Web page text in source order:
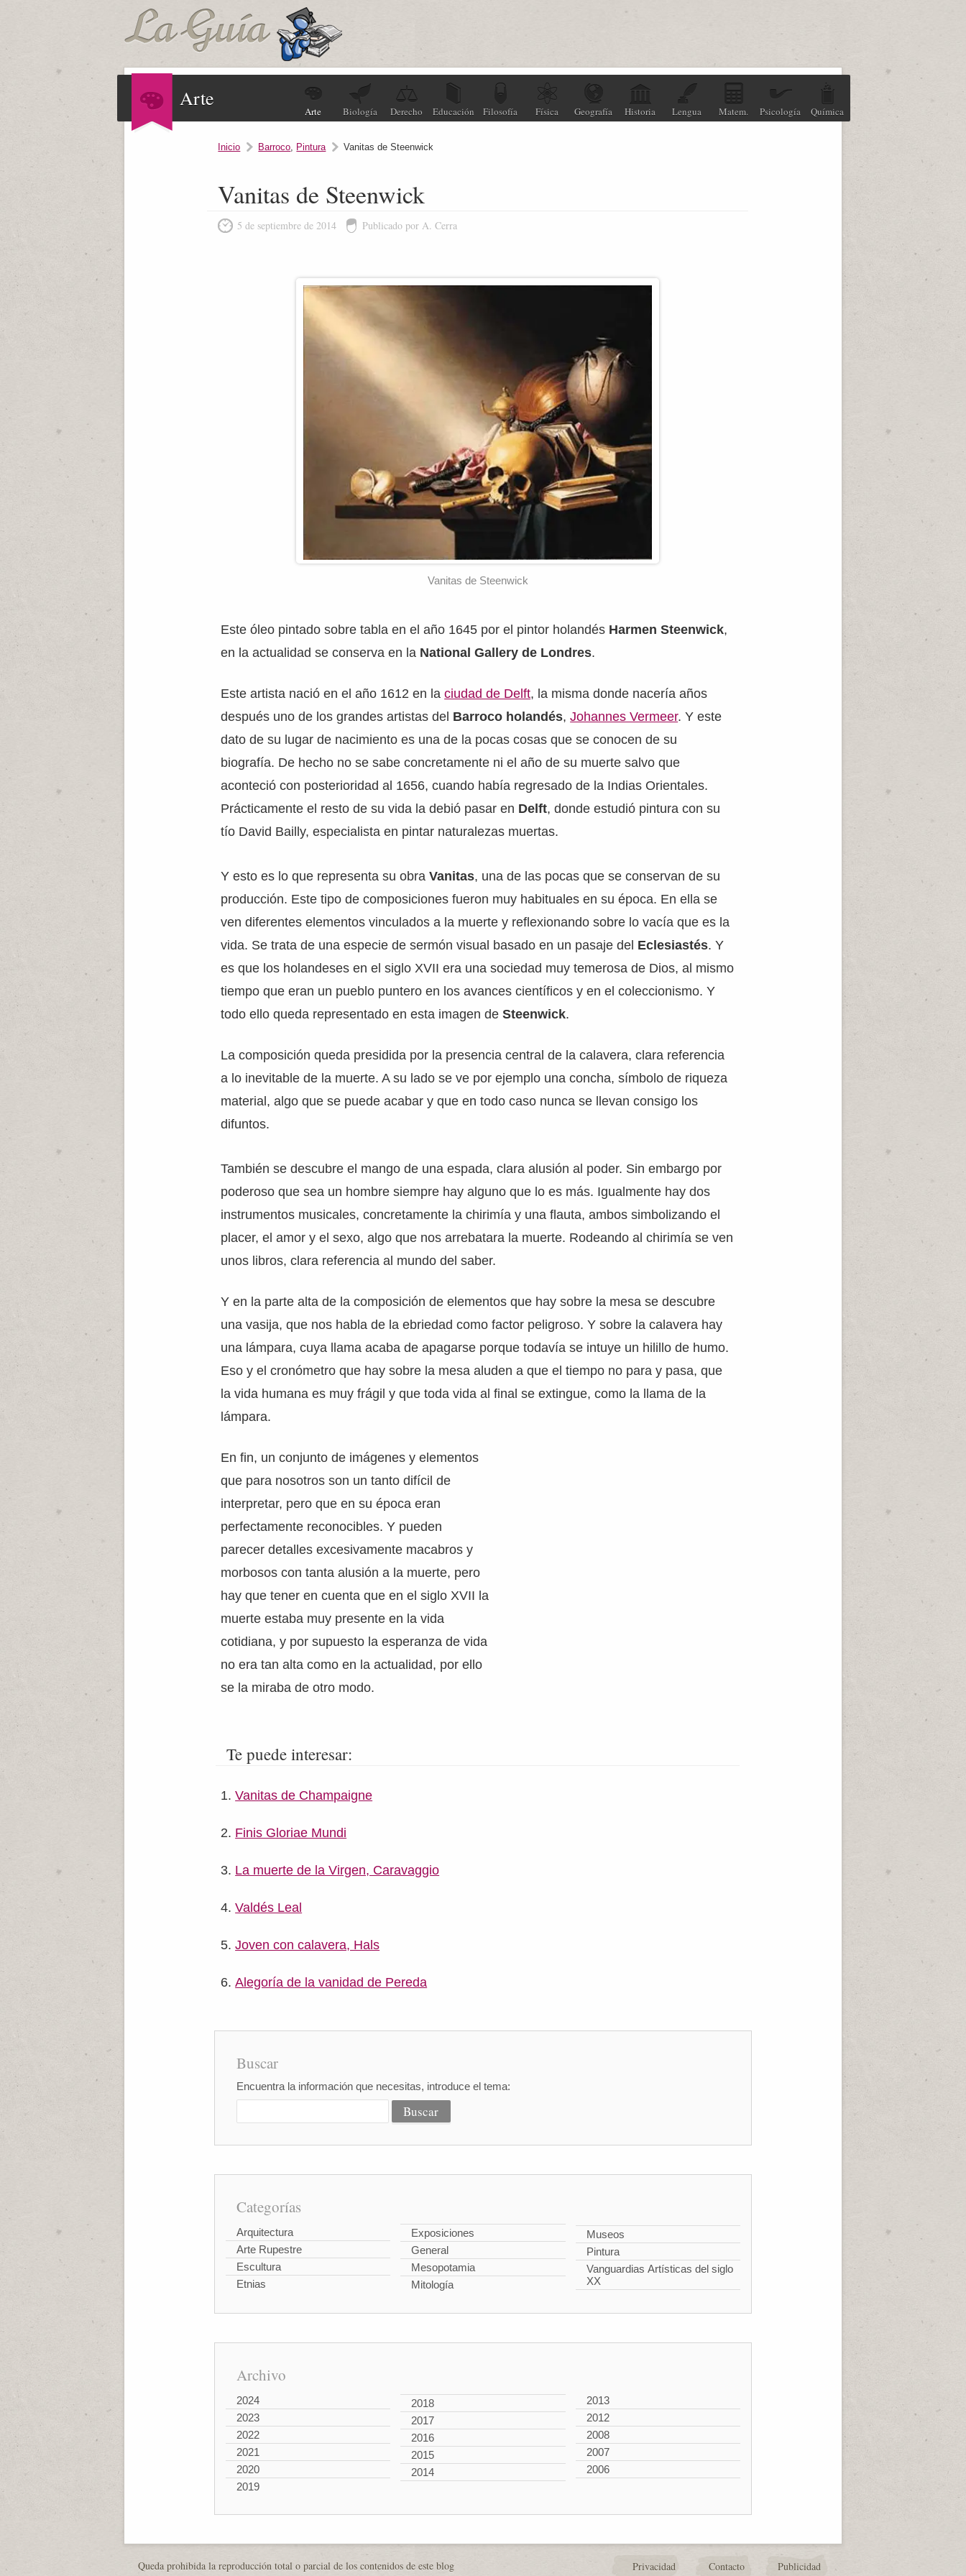
Arte
Arte Biología Derecho Educación Filosofía Física Geografía Historia Lengua Matem. Psicología Química
Inicio Barroco, Pintura Vanitas de Steenwick
Vanitas de Steenwick
5 de septiembre de 2014 Publicado por A. Cerra
Vanitas de Steenwick
Este óleo pintado sobre tabla en el año 1645 por el pintor holandés Harmen Steenwick,
en la actualidad se conserva en la National Gallery de Londres.
Este artista nació en el año 1612 en laciudad de Delft, la misma donde nacería años
después uno de los grandes artistas del Barroco holandés,Johannes Vermeer. Y este
dato de su lugar de nacimiento es una de la pocas cosas que se conocen de su
biografía. De hecho no se sabe concretamente ni el año de su muerte salvo que
aconteció con posterioridad al 1656, cuando había regresado de la Indias Orientales.
Prácticamente el resto de su vida la debió pasar en Delft, donde estudió pintura con su
tío David Bailly, especialista en pintar naturalezas muertas.
Y esto es lo que representa su obraVanitas, una de las pocas que se conservan de su
producción. Este tipo de composiciones fueron muy habituales en su época. En ella se
ven diferentes elementos vinculados a la muerte y reflexionando sobre lo vacía que es la
vida. Se trata de una especie de sermón visual basado en un pasaje del Eclesiastés. Y
es que los holandeses en el siglo XVII era una sociedad muy temerosa de Dios, al mismo
tiempo que eran un pueblo puntero en los avances científicos y en el coleccionismo. Y
todo ello queda representado en esta imagen deSteenwick.
La composición queda presidida por la presencia central de la calavera, clara referencia
a lo inevitable de la muerte. A su lado se ve por ejemplo una concha, símbolo de riqueza
material, algo que se puede acabar y que en todo caso nunca se llevan consigo los
difuntos.
También se descubre el mango de una espada, clara alusión al poder. Sin embargo por
poderoso que sea un hombre siempre hay alguno que lo es más. Igualmente hay dos
instrumentos musicales, concretamente la chirimía y una flauta, ambos simbolizando el
placer, el amor y el sexo, algo que nos arrebatara la muerte. Rodeando al chirimía se ven
unos libros, clara referencia al mundo del saber.
Y en la parte alta de la composición de elementos que hay sobre la mesa se descubre
una vasija, que nos habla de la ebriedad como factor peligroso. Y sobre la calavera hay
una lámpara, cuya llama acaba de apagarse porque todavía se intuye un hilillo de humo.
Eso y el cronómetro que hay sobre la mesa aluden a que el tiempo no para y pasa, que
la vida humana es muy frágil y que toda vida al final se extingue, como la llama de la
lámpara.
En fin, un conjunto de imágenes y elementos
que para nosotros son un tanto difícil de
interpretar, pero que en su época eran
perfectamente reconocibles. Y pueden
parecer detalles excesivamente macabros y
morbosos con tanta alusión a la muerte, pero
hay que tener en cuenta que en el siglo XVII la
muerte estaba muy presente en la vida
cotidiana, y por supuesto la esperanza de vida
no era tan alta como en la actualidad, por ello
se la miraba de otro modo.
Te puede interesar:
Vanitas de Champaigne
Finis Gloriae Mundi
La muerte de la Virgen, Caravaggio
Valdés Leal
Joven con calavera, Hals
Alegoría de la vanidad de Pereda
Buscar
Encuentra la información que necesitas, introduce el tema:
Categorías
Arquitectura
Arte Rupestre
Escultura
Etnias
Exposiciones
General
Mesopotamia
Mitología
Museos
Pintura
Vanguardias Artísticas del siglo
XX
Archivo
2024
2023
2022
2021
2020
2019
2018
2017
2016
2015
2014
2013
2012
2008
2007
2006
Queda prohibida la reproducción total o parcial de los contenidos de este blog Privacidad Contacto Publicidad